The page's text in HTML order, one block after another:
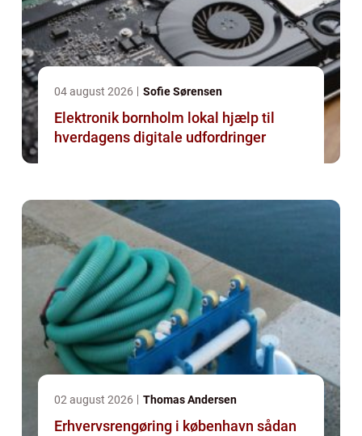
04 august 2026 Sofie Sørensen
Elektronik bornholm lokal hjælp til
hverdagens digitale udfordringer
02 august 2026 Thomas Andersen
Erhvervsrengøring i københavn sådan